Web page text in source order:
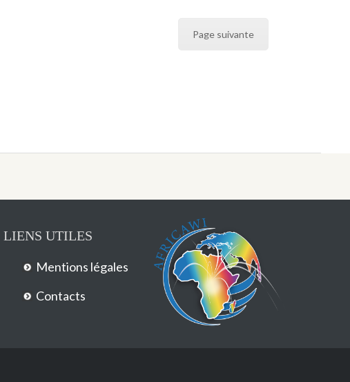
Page suivante
LIENS UTILES
Mentions légales
Contacts